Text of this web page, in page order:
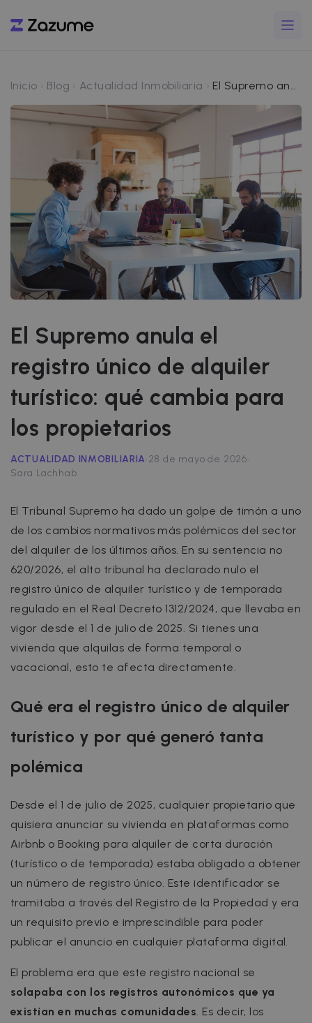
Inicio Blog Actualidad Inmobiliaria El Supremo anula el registro único de alquiler turístico: qué cambia para los propietarios
El Supremo anula el
registro único de alquiler
turístico: qué cambia para
los propietarios
ACTUALIDAD INMOBILIARIA·28 de mayo de 2026·
Sara Lachhab
El Tribunal Supremo ha dado un golpe de timón a uno
de los cambios normativos más polémicos del sector
del alquiler de los últimos años. En su sentencia nº
620/2026, el alto tribunal ha declarado nulo el
registro único de alquiler turístico y de temporada
regulado en el Real Decreto 1312/2024, que llevaba en
vigor desde el 1 de julio de 2025. Si tienes una
vivienda que alquilas de forma temporal o
vacacional, esto te afecta directamente.
Qué era el registro único de alquiler
turístico y por qué generó tanta
polémica
Desde el 1 de julio de 2025, cualquier propietario que
quisiera anunciar su vivienda en plataformas como
Airbnb o Booking para alquiler de corta duración
(turístico o de temporada) estaba obligado a obtener
un número de registro único. Este identificador se
tramitaba a través del Registro de la Propiedad y era
un requisito previo e imprescindible para poder
publicar el anuncio en cualquier plataforma digital.
El problema era que este registro nacional se
solapaba con los registros autonómicos que ya
existían en muchas comunidades . Es decir, los